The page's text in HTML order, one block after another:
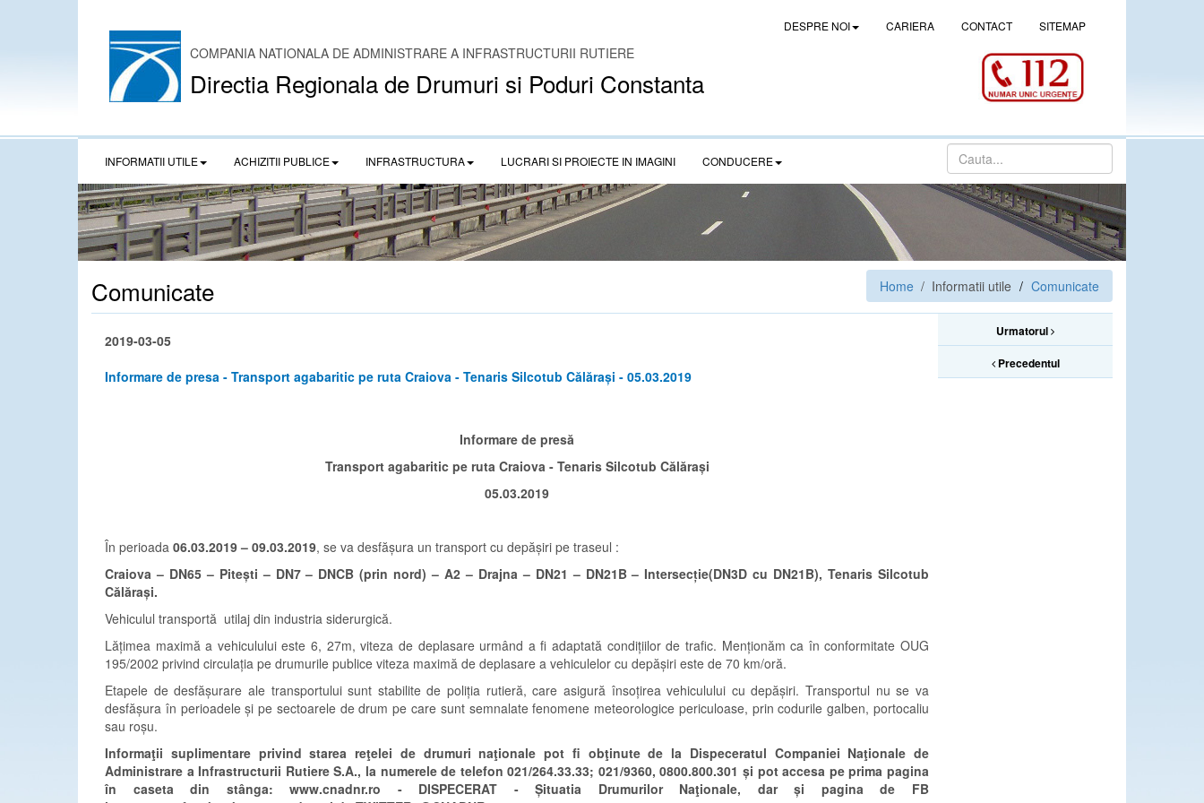
DESPRE NOI CARIERA CONTACT SITEMAP
COMPANIA NATIONALA DE ADMINISTRARE A INFRASTRUCTURII RUTIERE
Directia Regionala de Drumuri si Poduri Constanta
INFORMATII UTILE ACHIZITII PUBLICE INFRASTRUCTURA LUCRARI SI PROIECTE IN IMAGINI CONDUCERE
Comunicate Home / Informatii utile Comunicate
Urmatorul
Precedentul
2019-03-05
Informare de presa - Transport agabaritic pe ruta Craiova - Tenaris Silcotub Călărași - 05.03.2019
Informare de presă
Transport agabaritic pe ruta Craiova - Tenaris Silcotub Călărași
05.03.2019
În perioada 06.03.2019 – 09.03.2019, se va desfășura un transport cu depășiri pe traseul :
Craiova – DN65 – Pitești – DN7 – DNCB (prin nord) – A2 – Drajna – DN21 – DN21B – Intersecție(DN3D cu DN21B), Tenaris Silcotub
Călărași.
Vehiculul transportă utilaj din industria siderurgică.
Lățimea maximă a vehiculului este 6, 27m, viteza de deplasare urmând a fi adaptată condițiilor de trafic. Menționăm ca în conformitate OUG
195/2002 privind circulația pe drumurile publice viteza maximă de deplasare a vehiculelor cu depășiri este de 70 km/oră.
Etapele de desfășurare ale transportului sunt stabilite de poliția rutieră, care asigură însoțirea vehiculului cu depășiri. Transportul nu se va
desfășura în perioadele și pe sectoarele de drum pe care sunt semnalate fenomene meteorologice periculoase, prin codurile galben, portocaliu
sau roșu.
Informaţii suplimentare privind starea reţelei de drumuri naţionale pot fi obţinute de la Dispeceratul Companiei Naţionale de
Administrare a Infrastructurii Rutiere S.A., la numerele de telefon 021/264.33.33; 021/9360, 0800.800.301 și pot accesa pe prima pagina
în caseta din stânga: www.cnadnr.ro - DISPECERAT - Șituatia Drumurilor Naţionale, dar și pagina de FB